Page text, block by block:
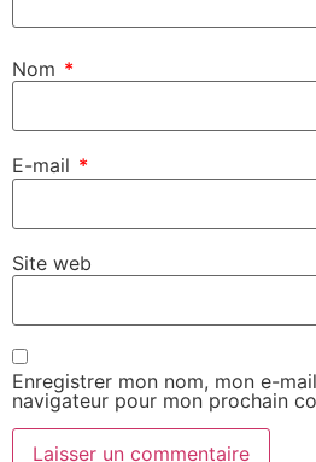
Nom *
E-mail *
Site web
Enregistrer mon nom, mon e-
navigateur pour mon prochain